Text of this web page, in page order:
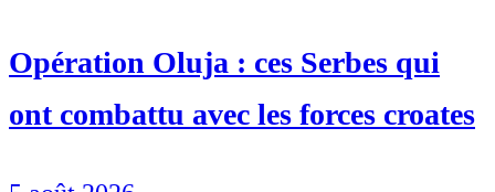
Opération Oluja : ces Serbes qui
ont combattu avec les forces croates